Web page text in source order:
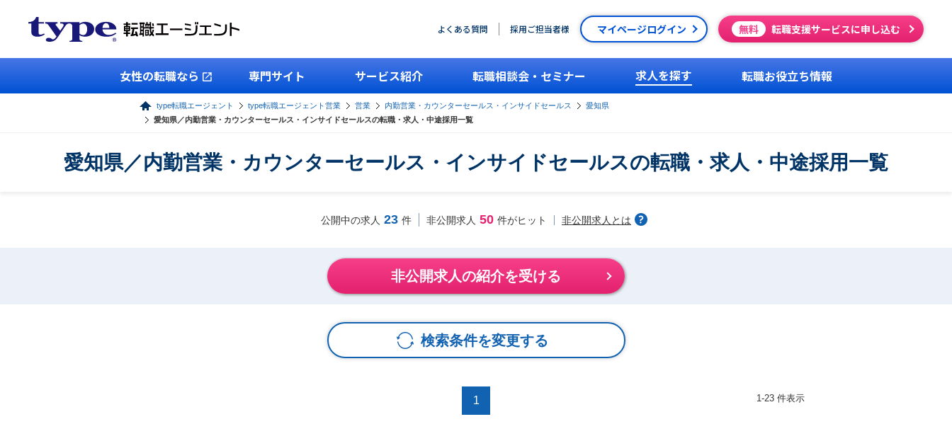
よくある質問 採用ご担当者様 マイページログイン 無料 転職支援サービスに申し込む
女性の転職なら 専門サイト サービス紹介 転職相談会・セミナー 求人を探す 転職お役立ち情報
type転職エージェント type転職エージェント営業 営業 内勤営業・カウンターセールス・インサイドセールス
愛知県
愛知県／内勤営業・カウンターセールス・インサイドセールスの転職・求人・中途採用一覧
愛知県／内勤営業・カウンターセールス・インサイドセールスの転職・求人・中途採用一覧
公開中の求人 23 件 非公開求人 50 件がヒット 非公開求人とは
非公開求人の紹介を受ける
検索条件を変更する
1 1-23 件表示